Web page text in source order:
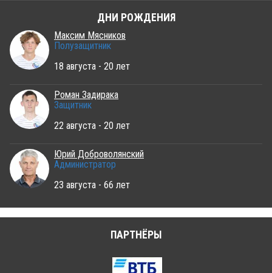
ДНИ РОЖДЕНИЯ
Максим Мясников
Полузащитник
18 августа - 20 лет
Роман Задирака
Защитник
22 августа - 20 лет
Юрий Доброволянский
Администратор
23 августа - 66 лет
ПАРТНЁРЫ